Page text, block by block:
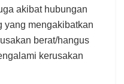
akibat hubungan
yang mengakibatkan
berat/hangus
kerusakan